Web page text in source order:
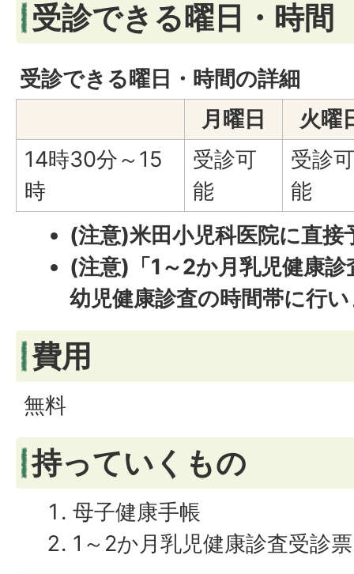
受診できる曜日・時間
受診できる曜日・時間の詳細
月曜日
火曜
14時30分～15
時
受診可
能
受診可
能
(注意)米田小児科医院に直
(注意)「1～2か月乳児健康
幼児健康診査の時間帯に行
費用
無料
持っていくもの
母子健康手帳
1～2か月乳児健康診査受診票